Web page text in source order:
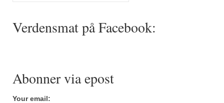
Mirepoix
Paprikapulver, pikant
Verdensmat på Facebook:
Abonner via epost
Your email: